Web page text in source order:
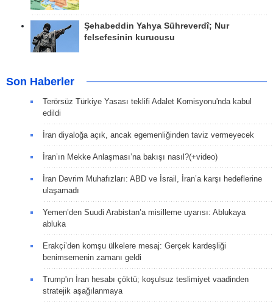
Şehabeddin Yahya Sühreverdî; Nur
felsefesinin kurucusu
Son Haberler
Terörsüz Türkiye Yasası teklifi Adalet Komisyonu'nda kabul
edildi
İran diyaloğa açık, ancak egemenliğinden taviz vermeyecek
İran’ın Mekke Anlaşması’na bakışı nasıl?(+video)
İran Devrim Muhafızları: ABD ve İsrail, İran’a karşı hedeflerine
ulaşamadı
Yemen’den Suudi Arabistan’a misilleme uyarısı: Ablukaya
abluka
Erakçi’den komşu ülkelere mesaj: Gerçek kardeşliği
benimsemenin zamanı geldi
Trump'ın İran hesabı çöktü; koşulsuz teslimiyet vaadinden
stratejik aşağılanmaya